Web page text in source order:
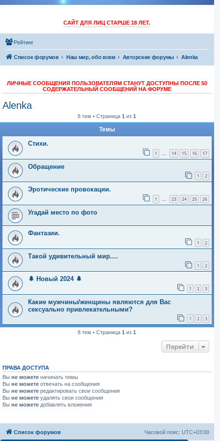
САЙТ ДЛЯ ЛИЦ СТАРШЕ 18 ЛЕТ.
Рейтинг
Список форумов Наш мир, обо всем Авторские форумы Alenka
ЛИЧНЫЕ СООБЩЕНИЯ ПОЛЬЗОВАТЕЛЯМ СТАНУТ ДОСТУПНЫ ПОСЛЕ 50
СОДЕРЖАТЕЛЬНЫЙ СООБЩЕНИЙ НА ФОРУМЕ
Alenka
8 тем • Страница1 из1
Темы
Стихи.
1 … 14 15 16 17
Обращение
1 2
Эротические провокации.
1 … 23 24 25 26
Угадай место по фото
Фантазии.
1 2
Такой удивительный мир....
1 2
🌲 Новый 2024 🌲
1 2 3
Какие мужчины/женщины являются для Вас
сексуально привлекательными?
1 2 3
8 тем • Страница1 из1
Перейти
ПРАВА ДОСТУПА
Вы не можете начинать темы
Вы не можете отвечать на сообщения
Вы не можете редактировать свои сообщения
Вы не можете удалять свои сообщения
Вы не можете добавлять вложения
Список форумов Часовой пояс: UTC+03:00